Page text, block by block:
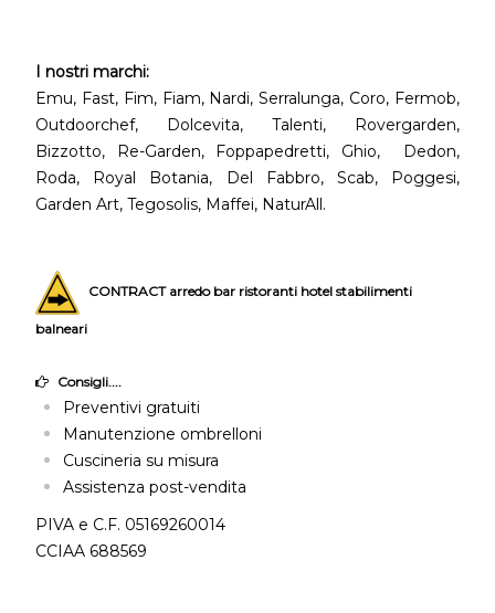
I nostri marchi:
Emu, Fast, Fim, Fiam, Nardi, Serralunga, Coro, Fermob,
Outdoorchef, Dolcevita, Talenti, Rovergarden,
Bizzotto, Re-Garden, Foppapedretti, Ghio, Dedon,
Roda, Royal Botania, Del Fabbro, Scab, Poggesi,
Garden Art, Tegosolis, Maffei, NaturAll.
CONTRACT arredo bar ristoranti hotel stabilimenti
balneari
Consigli....
Preventivi gratuiti
Manutenzione ombrelloni
Cuscineria su misura
Assistenza post-vendita
PIVA e C.F. 05169260014
CCIAA 688569